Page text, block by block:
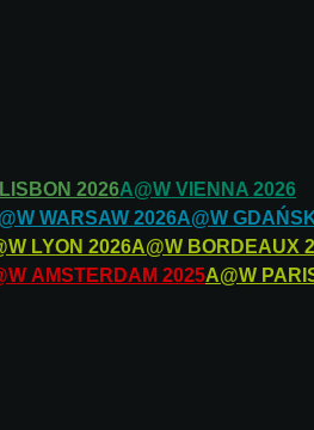
LISBON 2026A@W VIENNA 2026
WARSAW 2026A@W
LYON 2026A@W BORDEAUX
AMSTERDAM 2025A@W